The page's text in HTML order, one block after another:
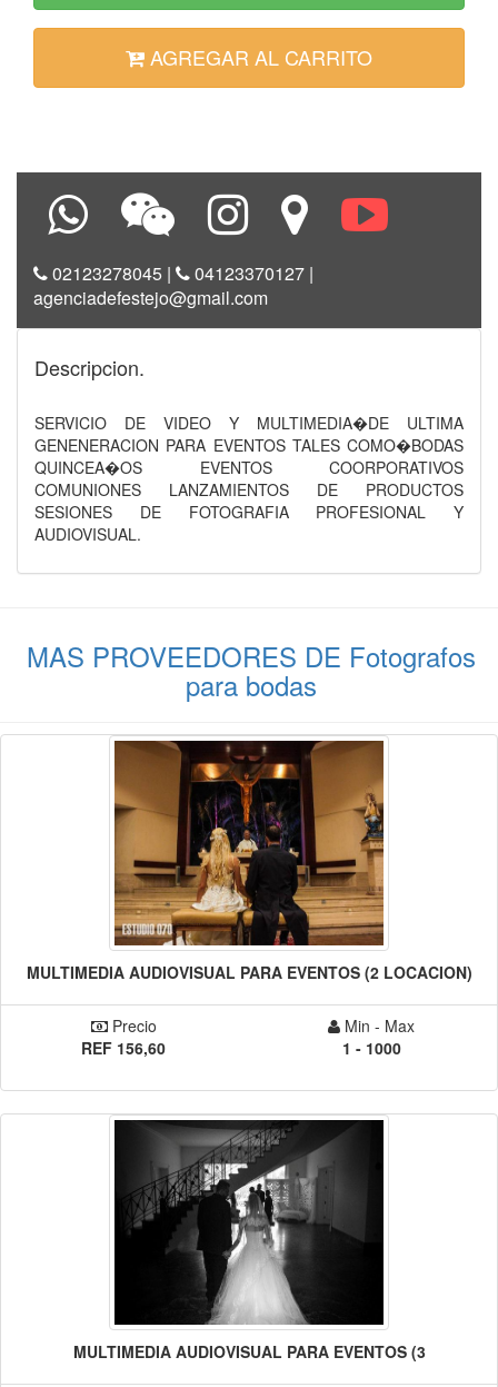
AGREGAR AL CARRITO
02123278045 | 04123370127 |
agenciadefestejo@gmail.com
Descripcion.
SERVICIO DE VIDEO Y MULTIMEDIA�DE ULTIMA
GENENERACION PARA EVENTOS TALES COMO�BODAS
QUINCEA�OS EVENTOS COORPORATIVOS
COMUNIONES LANZAMIENTOS DE PRODUCTOS
SESIONES DE FOTOGRAFIA PROFESIONAL Y
AUDIOVISUAL.
MAS PROVEEDORES DE Fotografos
para bodas
MULTIMEDIA AUDIOVISUAL PARA EVENTOS (2 LOCACION)
Precio
REF 156,60
Min - Max
1 - 1000
MULTIMEDIA AUDIOVISUAL PARA EVENTOS (3